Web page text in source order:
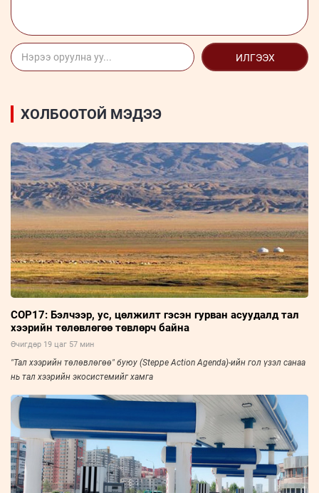
ИЛГЭЭХ
ХОЛБООТОЙ МЭДЭЭ
COP17: Бэлчээр, ус, цөлжилт гэсэн гурван асуудалд тал
хээрийн төлөвлөгөө төвлөрч байна
Өчигдөр 19 цаг 57 мин
"Тал хээрийн төлөвлөгөө" буюу (Steppe Action Agenda)-ийн гол үзэл санаа
нь тал хээрийн экосистемийг хамга